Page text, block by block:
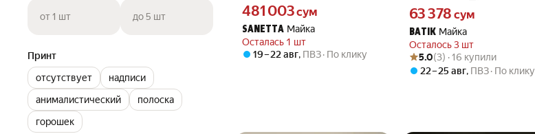
от 1 шт до 5 шт
Принт
отсутствует
надписи
анималистический
полоска
горошек
SANETTA Майка
Осталась 1 шт
Цена 481003 сум вместо
481 003сум
19 – 22 авг, ПВЗ По клику
BATIK Майка
Осталось 3 шт
Цена 63378 сум вместо
63 378 сум
Рейтинг товара: 5.0 из 5
Оценок: (3) · 16 купили
5.0(3) · 16 купили
22 – 25 авг, ПВЗ По клику